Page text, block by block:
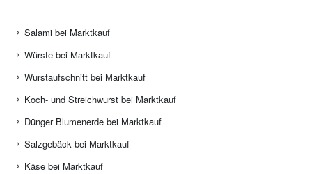
Salami bei Marktkauf
Würste bei Marktkauf
Wurstaufschnitt bei Marktkauf
Koch- und Streichwurst bei Marktkauf
Dünger Blumenerde bei Marktkauf
Salzgebäck bei Marktkauf
Käse bei Marktkauf